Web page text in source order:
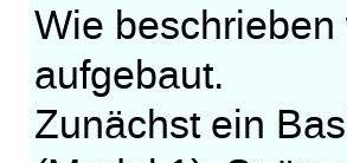
Wie
aufgebaut.
Zunächst ein